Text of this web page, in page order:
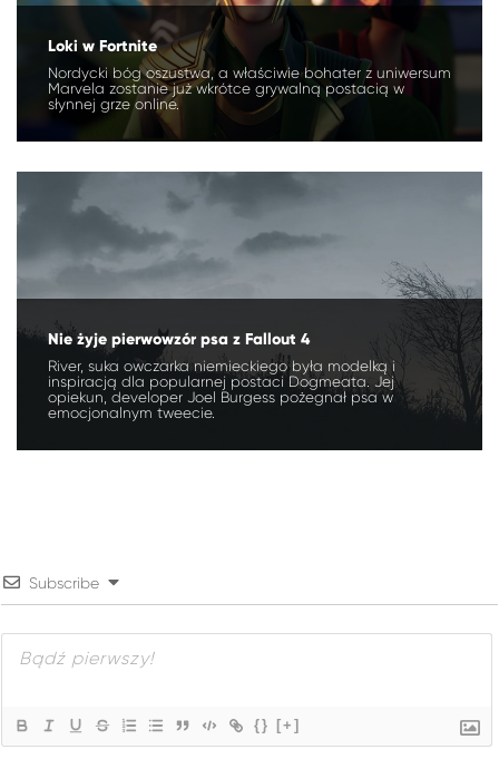
Loki w Fortnite
Nordycki bóg oszustwa, a właściwie bohater z uniwersum
Marvela zostanie już wkrótce grywalną postacią w
słynnej grze online.
Nie żyje pierwowzór psa z Fallout 4
River, suka owczarka niemieckiego była modelką i
inspiracją dla popularnej postaci Dogmeata. Jej
opiekun, developer Joel Burgess pożegnał psa w
emocjonalnym tweecie.
Subscribe
{} [+]